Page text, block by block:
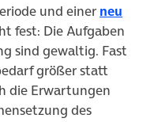
und einer neu
fest: Die Aufgaben
sind gewaltig. Fast
größer statt
die Erwartungen
des